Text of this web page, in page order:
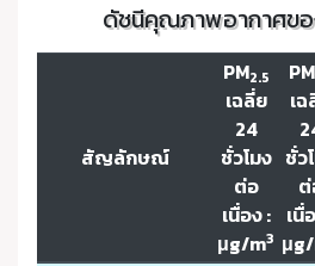
ดัชนีคุณภาพอากาศขอ
สัญลักษณ์
PM2.5
เฉลี่ย
24
ชั่วโมง
ต่อ
เนื่อง :
μg/m3
PM
เ
ชั่ว
เนื่